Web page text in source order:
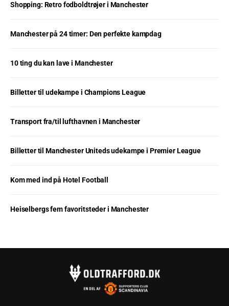
Shopping: Retro fodboldtrøjer i Manchester
Manchester på 24 timer: Den perfekte kampdag
10 ting du kan lave i Manchester
Billetter til udekampe i Champions League
Transport fra/til lufthavnen i Manchester
Billetter til Manchester Uniteds udekampe i Premier League
Kom med ind på Hotel Football
Heiselbergs fem favoritsteder i Manchester